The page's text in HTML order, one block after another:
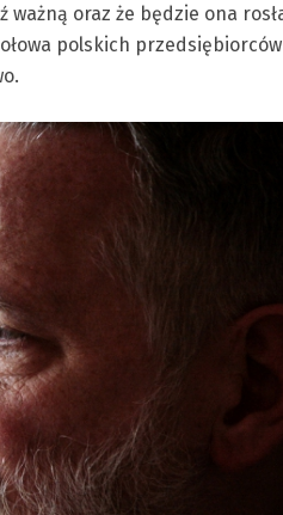
oraz że będzie ona
polskich przedsiębiorców